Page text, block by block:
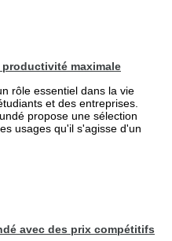
maximale
rôle essentiel dans la vie
et des entreprises.
propose une sélection
usages qu'il s'agisse d'un
avec des prix compétitifs